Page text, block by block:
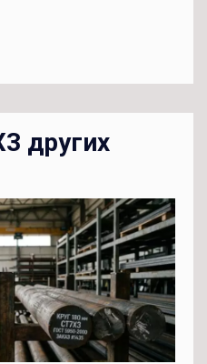
других